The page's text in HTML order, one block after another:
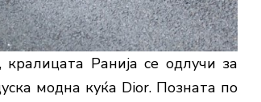
Ранија се одлучи за
модна куќа Dior. Позната по